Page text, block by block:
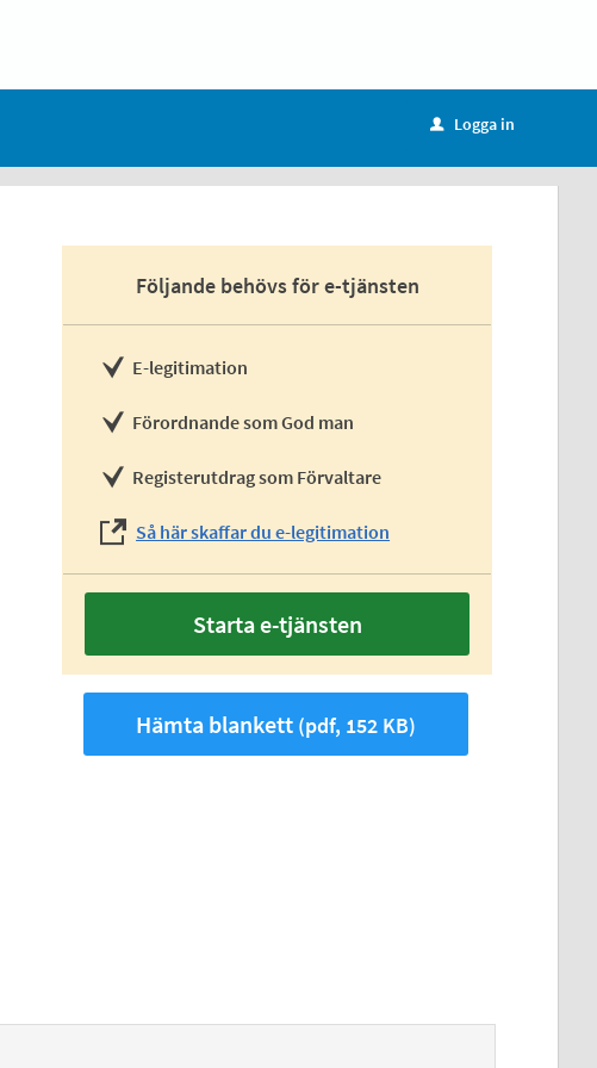
u Logga in
Följande behövs för e-tjänsten
E-legitimation
Förordnande som God man
Registerutdrag som Förvaltare
Så här skaffar du e-legitimation
Starta e-tjänsten
Hämta blankett (pdf, 152 KB)